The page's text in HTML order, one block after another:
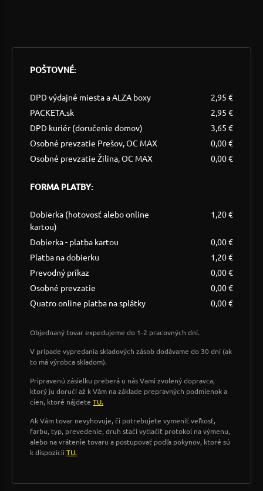
POŠTOVNÉ:
DPD výdajné miesta a ALZA boxy
2,95 €
PACKETA.sk
2,95 €
DPD kuriér (doručenie domov)
3,65 €
Osobné prevzatie Prešov, OC MAX
0,00 €
Osobné prevzatie Žilina, OC MAX
0,00 €
FORMA PLATBY:
Dobierka (hotovosť alebo online
kartou)
1,20 €
Dobierka - platba kartou
0,00 €
Platba na dobierku
1,20 €
Prevodný príkaz
0,00 €
Osobné prevzatie
0,00 €
Quatro online platba na splátky
0,00 €
Objednaný tovar expedujeme do 1-2 pracovných dní.
V prípade vypredania skladových zásob dodávame do 30 dní (ak
to má výrobca skladom).
Pripravenú zásielku preberá u nás Vami zvolený dopravca,
ktorý ju doručí až k Vám na základe prepravných podmienok a
cien, ktoré nájdete TU.
Ak Vám tovar nevyhovuje, či potrebujete vymeniť veľkosť,
farbu, typ, prevedenie, druh stačí vytlačiť protokol na výmenu,
alebo na vrátenie tovaru a postupovať podľa pokynov, ktoré sú
k dispozícii TU.